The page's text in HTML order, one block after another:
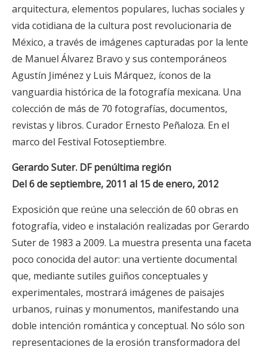
arquitectura, elementos populares, luchas sociales y
vida cotidiana de la cultura post revolucionaria de
México, a través de imágenes capturadas por la lente
de Manuel Álvarez Bravo y sus contemporáneos
Agustín Jiménez y Luis Márquez, íconos de la
vanguardia histórica de la fotografía mexicana. Una
colección de más de 70 fotografías, documentos,
revistas y libros. Curador Ernesto Peñaloza. En el
marco del Festival Fotoseptiembre.
Gerardo Suter. DF penúltima región
Del 6 de septiembre, 2011 al 15 de enero, 2012
Exposición que reúne una selección de 60 obras en
fotografía, video e instalación realizadas por Gerardo
Suter de 1983 a 2009. La muestra presenta una faceta
poco conocida del autor: una vertiente documental
que, mediante sutiles guiños conceptuales y
experimentales, mostrará imágenes de paisajes
urbanos, ruinas y monumentos, manifestando una
doble intención romántica y conceptual. No sólo son
representaciones de la erosión transformadora del